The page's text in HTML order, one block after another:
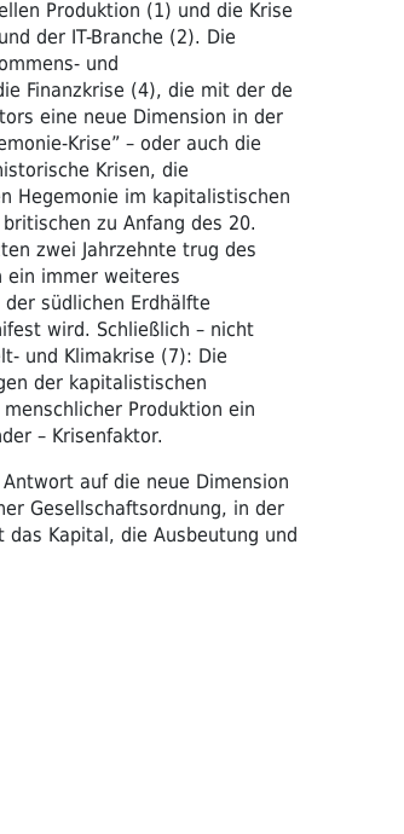
Produktion (1) und die Krise
der IT-Branche (2). Die
und
Finanzkrise (4), die mit der de
eine neue Dimension in der
Krise” – oder auch die
Krisen, die
Hegemonie im kapitalistischen
zu Anfang des 20.
zwei Jahrzehnte trug des
ein immer weiteres
südlichen Erdhälfte
wird. Schließlich – nicht
und Klimakrise (7): Die
der kapitalistischen
Produktion ein
– Krisenfaktor.
auf die neue Dimension
Gesellschaftsordnung, in der
Kapital, die Ausbeutung und